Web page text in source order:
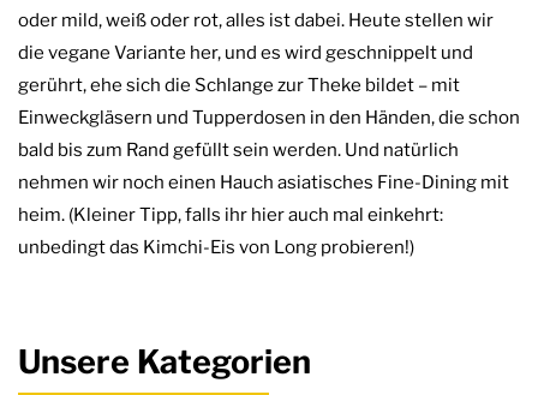
oder mild, weiß oder rot, alles ist dabei. Heute stellen wir
die vegane Variante her, und es wird geschnippelt und
gerührt, ehe sich die Schlange zur Theke bildet – mit
Einweckgläsern und Tupperdosen in den Händen, die schon
bald bis zum Rand gefüllt sein werden. Und natürlich
nehmen wir noch einen Hauch asiatisches Fine-Dining mit
heim. (Kleiner Tipp, falls ihr hier auch mal einkehrt:
unbedingt das Kimchi-Eis von Long probieren!)
Unsere Kategorien